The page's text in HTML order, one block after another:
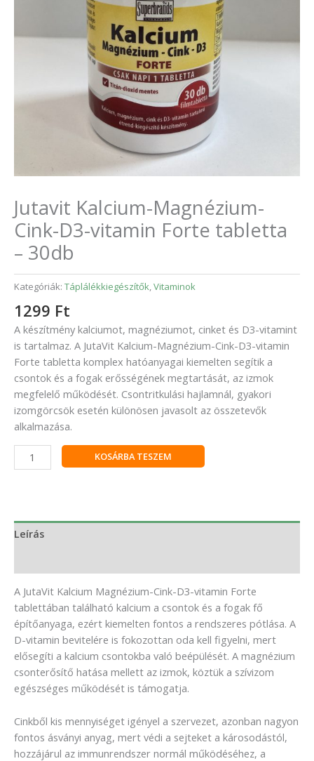
Jutavit Kalcium-Magnézium-
Cink-D3-vitamin Forte tabletta
– 30db
Kategóriák: Táplálékkiegészítők,Vitaminok
1299 Ft
A készítmény kalciumot, magnéziumot, cinket és D3-vitamint
is tartalmaz. A JutaVit Kalcium-Magnézium-Cink-D3-vitamin
Forte tabletta komplex hatóanyagai kiemelten segítik a
csontok és a fogak erősségének megtartását, az izmok
megfelelő működését. Csontritkulási hajlamnál, gyakori
izomgörcsök esetén különösen javasolt az összetevők
alkalmazása.
KOSÁRBA TESZEM
Leírás
A JutaVit Kalcium Magnézium-Cink-D3-vitamin Forte
tablettában található kalcium a csontok és a fogak fő
építőanyaga, ezért kiemelten fontos a rendszeres pótlása. A
D-vitamin bevitelére is fokozottan oda kell figyelni, mert
elősegíti a kalcium csontokba való beépülését. A magnézium
csonterősítő hatása mellett az izmok, köztük a szívizom
egészséges működését is támogatja.
Cinkből kis mennyiséget igényel a szervezet, azonban nagyon
fontos ásványi anyag, mert védi a sejteket a károsodástól,
hozzájárul az immunrendszer normál működéséhez, a